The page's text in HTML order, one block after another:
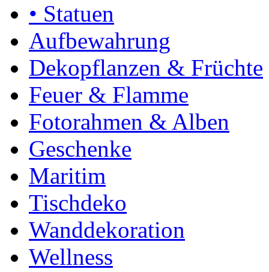
• Statuen
Aufbewahrung
Dekopflanzen & Früchte
Feuer & Flamme
Fotorahmen & Alben
Geschenke
Maritim
Tischdeko
Wanddekoration
Wellness